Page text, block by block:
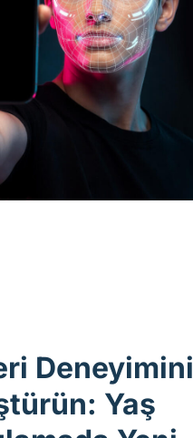
Deneyimini
Yaş